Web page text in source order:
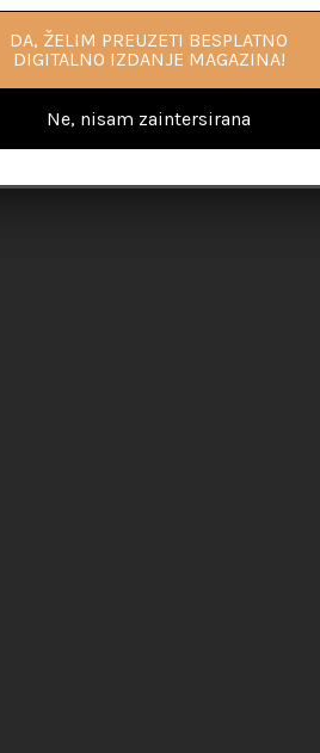
INFORMACIJA O PRIRUČNIKU ZA LIFE
COACHING
Ne, nisam zaintersirana
DA, ŽELIM PREUZETI BESPLATNO
DIGITALNO IZDANJE MAGAZINA!
Ne, nisam zaintersirana